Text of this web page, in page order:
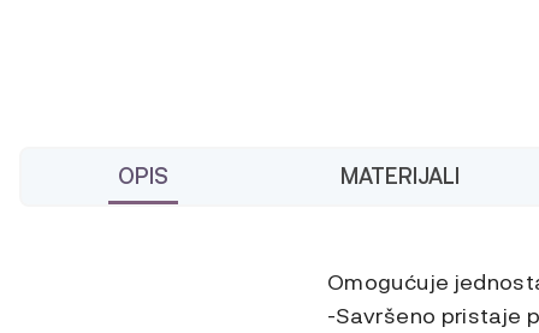
OPIS MATERIJALI
Omogućuje
-Savršeno pristaje